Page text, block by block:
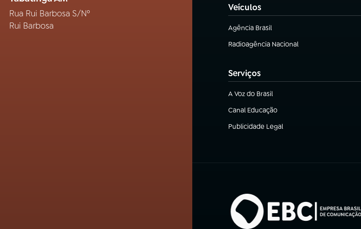
Rua Rui Barbosa S/Nº
Rui Barbosa
Veículos
Agência Brasil
(abre em nova aba)
Radioagência Nacional
(abre em nova aba)
Serviços
A Voz do Brasil
(abre em nova aba)
Canal Educação
(abre em nova aba)
Publicidade Legal
(abre em nova aba)